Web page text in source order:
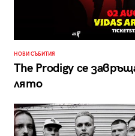
НОВИ СЪБИТИЯ
The Prodigy се
лято